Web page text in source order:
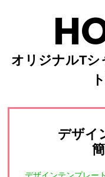
オリジナルT
デザイ